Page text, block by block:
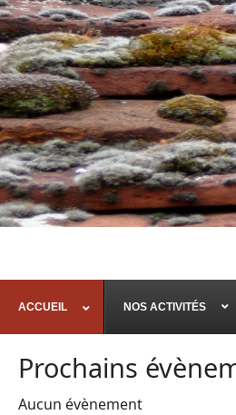
ACCUEIL NOS ACTIVITÉS
Prochains
Aucun évènement